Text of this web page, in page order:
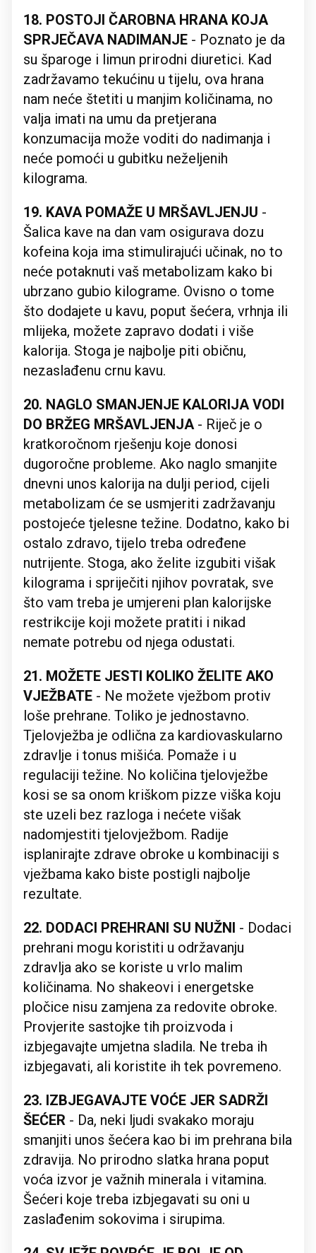
18. POSTOJI ČAROBNA HRANA KOJA
SPRJEČAVA NADIMANJE - Poznato je da
su šparoge i limun prirodni diuretici. Kad
zadržavamo tekućinu u tijelu, ova hrana
nam neće štetiti u manjim količinama, no
valja imati na umu da pretjerana
konzumacija može voditi do nadimanja i
neće pomoći u gubitku neželjenih
kilograma.
19. KAVA POMAŽE U MRŠAVLJENJU -
Šalica kave na dan vam osigurava dozu
kofeina koja ima stimulirajući učinak, no to
neće potaknuti vaš metabolizam kako bi
ubrzano gubio kilograme. Ovisno o tome
što dodajete u kavu, poput šećera, vrhnja ili
mlijeka, možete zapravo dodati i više
kalorija. Stoga je najbolje piti običnu,
nezaslađenu crnu kavu.
20. NAGLO SMANJENJE KALORIJA VODI
DO BRŽEG MRŠAVLJENJA- Riječ je o
kratkoročnom rješenju koje donosi
dugoročne probleme. Ako naglo smanjite
dnevni unos kalorija na dulji period, cijeli
metabolizam će se usmjeriti zadržavanju
postojeće tjelesne težine. Dodatno, kako bi
ostalo zdravo, tijelo treba određene
nutrijente. Stoga, ako želite izgubiti višak
kilograma i spriječiti njihov povratak, sve
što vam treba je umjereni plan kalorijske
restrikcije koji možete pratiti i nikad
nemate potrebu od njega odustati.
21. MOŽETE JESTI KOLIKO ŽELITE AKO
VJEŽBATE - Ne možete vježbom protiv
loše prehrane. Toliko je jednostavno.
Tjelovježba je odlična za kardiovaskularno
zdravlje i tonus mišića. Pomaže i u
regulaciji težine. No količina tjelovježbe
kosi se sa onom kriškom pizze viška koju
ste uzeli bez razloga i nećete višak
nadomjestiti tjelovježbom. Radije
isplanirajte zdrave obroke u kombinaciji s
vježbama kako biste postigli najbolje
rezultate.
22. DODACI PREHRANI SU NUŽNI - Dodaci
prehrani mogu koristiti u održavanju
zdravlja ako se koriste u vrlo malim
količinama. No shakeovi i energetske
pločice nisu zamjena za redovite obroke.
Provjerite sastojke tih proizvoda i
izbjegavajte umjetna sladila. Ne treba ih
izbjegavati, ali koristite ih tek povremeno.
23. IZBJEGAVAJTE VOĆE JER SADRŽI
ŠEĆER - Da, neki ljudi svakako moraju
smanjiti unos šećera kao bi im prehrana bila
zdravija. No prirodno slatka hrana poput
voća izvor je važnih minerala i vitamina.
Šećeri koje treba izbjegavati su oni u
zaslađenim sokovima i sirupima.